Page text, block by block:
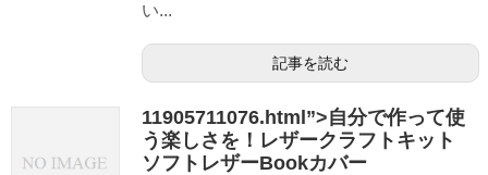
い...
記事を読む
11905711076.html”>自分で作って使
う楽しさを！レザークラフトキット
ソフトレザーBookカバー